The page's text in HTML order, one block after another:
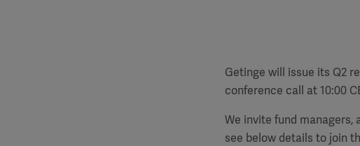
Getinge will issue its Q2
conference call at 10:00
We invite fund managers,
see below details to join